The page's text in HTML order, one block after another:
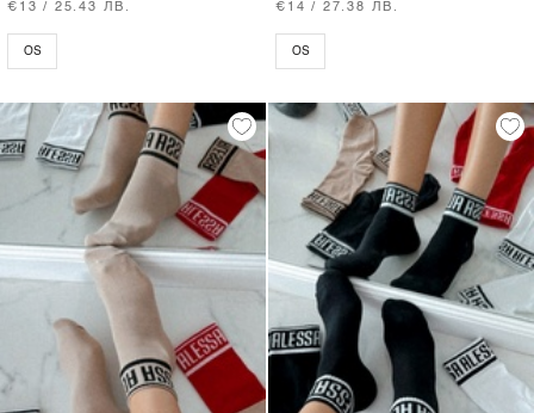
€13 / 25.43 ЛВ.
OS
€14 / 27.38 ЛВ.
OS